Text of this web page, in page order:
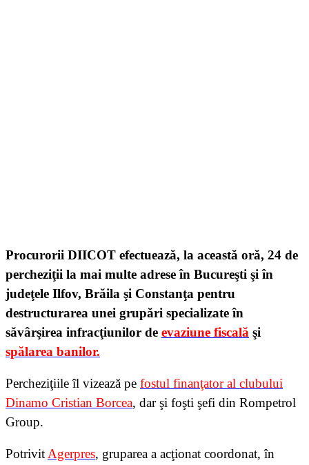
Procurorii DIICOT efectuează, la această oră, 24 de
percheziţii la mai multe adrese în Bucureşti şi în
judeţele Ilfov, Brăila şi Constanţa pentru
destructurarea unei grupări specializate în
săvârşirea infracţiunilor de evaziune fiscală şi
spălarea banilor.
Percheziţiile îl vizează pe fostul finanţator al clubului
Dinamo Cristian Borcea, dar şi foşti şefi din Rompetrol
Group.
Potrivit Agerpres, gruparea a acţionat coordonat, în